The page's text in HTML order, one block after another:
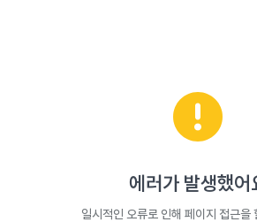
에러가 발생했어
일시적인 오류로 인해 페이지 접근을